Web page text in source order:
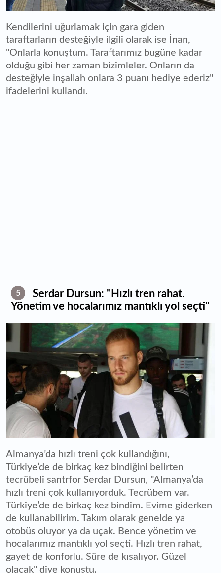
Kendilerini uğurlamak için gara giden
taraftarların desteğiyle ilgili olarak ise İnan,
"Onlarla konuştum. Taraftarımız bugüne kadar
olduğu gibi her zaman bizimleler. Onların da
desteğiyle inşallah onlara 3 puanı hediye ederiz"
ifadelerini kullandı.
5
Serdar Dursun: "Hızlı tren rahat.
Yönetim ve hocalarımız mantıklı yol seçti"
Almanya’da hızlı treni çok kullandığını,
Türkiye’de de birkaç kez bindiğini belirten
tecrübeli santrfor Serdar Dursun, "Almanya’da
hızlı treni çok kullanıyorduk. Tecrübem var.
Türkiye’de de birkaç kez bindim. Evime giderken
de kullanabilirim. Takım olarak genelde ya
otobüs oluyor ya da uçak. Bence yönetim ve
hocalarımız mantıklı yol seçti. Hızlı tren rahat,
gayet de konforlu. Süre de kısalıyor. Güzel
olacak" diye konuştu.